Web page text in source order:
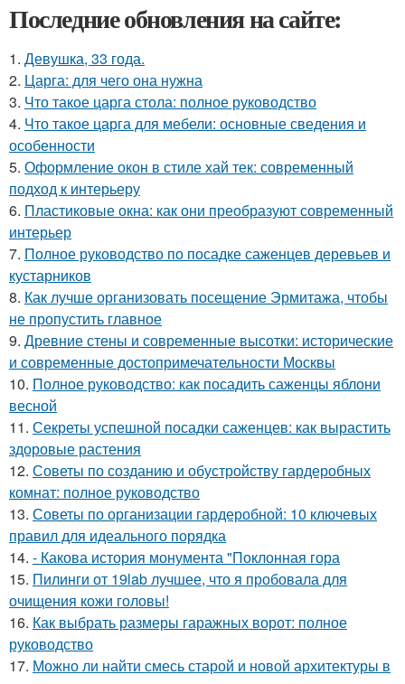
Последние обновления на сайте:
1. Девушка, 33 года.
2. Царга: для чего она нужна
3. Что такое царга стола: полное руководство
4. Что такое царга для мебели: основные сведения и
особенности
5. Оформление окон в стиле хай тек: современный
подход к интерьеру
6. Пластиковые окна: как они преобразуют современный
интерьер
7. Полное руководство по посадке саженцев деревьев и
кустарников
8. Как лучше организовать посещение Эрмитажа, чтобы
не пропустить главное
9. Древние стены и современные высотки: исторические
и современные достопримечательности Москвы
10. Полное руководство: как посадить саженцы яблони
весной
11. Секреты успешной посадки саженцев: как вырастить
здоровые растения
12. Советы по созданию и обустройству гардеробных
комнат: полное руководство
13. Советы по организации гардеробной: 10 ключевых
правил для идеального порядка
14. - Какова история монумента "Поклонная гора
15. Пилинги от 19lab лучшее, что я пробовала для
очищения кожи головы!
16. Как выбрать размеры гаражных ворот: полное
руководство
17. Можно ли найти смесь старой и новой архитектуры в